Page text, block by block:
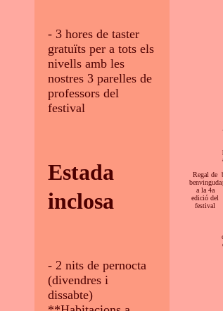
- 3 hores de taster
gratuïts per a tots els
nivells amb les
nostres 3 parelles de
professors del
festival
Estada
inclosa
- 2 nits de pernocta
(divendres i
dissabte)
Regal de
benvinguda
a la 4a
edició del
festival